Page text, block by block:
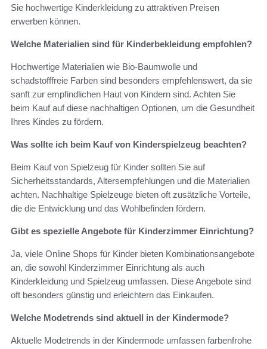
Sie hochwertige Kinderkleidung zu attraktiven Preisen
erwerben können.
Welche Materialien sind für Kinderbekleidung empfohlen?
Hochwertige Materialien wie Bio-Baumwolle und
schadstofffreie Farben sind besonders empfehlenswert, da sie
sanft zur empfindlichen Haut von Kindern sind. Achten Sie
beim Kauf auf diese nachhaltigen Optionen, um die Gesundheit
Ihres Kindes zu fördern.
Was sollte ich beim Kauf von Kinderspielzeug beachten?
Beim Kauf von Spielzeug für Kinder sollten Sie auf
Sicherheitsstandards, Altersempfehlungen und die Materialien
achten. Nachhaltige Spielzeuge bieten oft zusätzliche Vorteile,
die die Entwicklung und das Wohlbefinden fördern.
Gibt es spezielle Angebote für Kinderzimmer Einrichtung?
Ja, viele Online Shops für Kinder bieten Kombinationsangebote
an, die sowohl Kinderzimmer Einrichtung als auch
Kinderkleidung und Spielzeug umfassen. Diese Angebote sind
oft besonders günstig und erleichtern das Einkaufen.
Welche Modetrends sind aktuell in der Kindermode?
Aktuelle Modetrends in der Kindermode umfassen farbenfrohe